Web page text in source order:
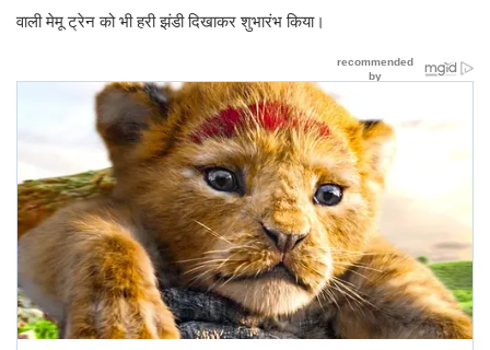
वाली मेमू ट्रेन को भी हरी झंडी दिखाकर शुभारंभ किया।